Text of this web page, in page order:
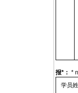
报* ： *
学员姓